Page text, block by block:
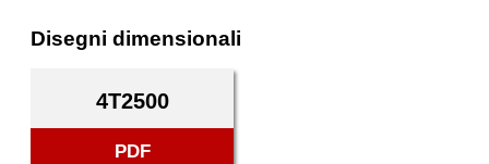
Disegni dimensionali
4T2500
PDF